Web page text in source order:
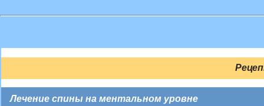
Лечение спины на ментальном уровне